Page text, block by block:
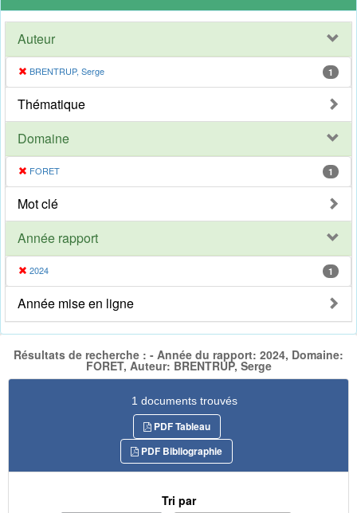
Auteur
BRENTRUP, Serge 1
Thématique
Domaine
FORET 1
Mot clé
Année rapport
2024 1
Année mise en ligne
Résultats de recherche : - Année du rapport: 2024, Domaine:
FORET, Auteur: BRENTRUP, Serge
1 documents trouvés
PDF Tableau
PDF Bibliographie
Tri par